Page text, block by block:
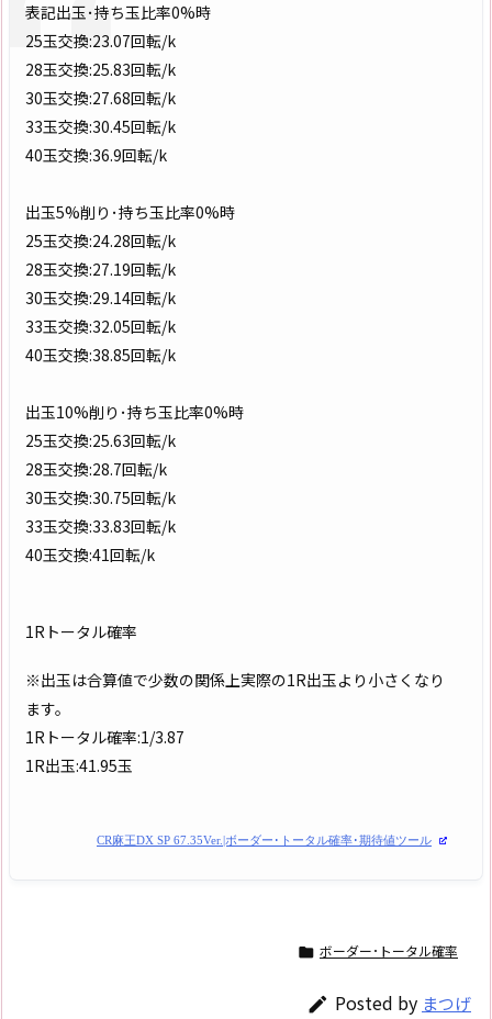
表記出玉･持ち玉比率0%時
25玉交換:23.07回転/k
28玉交換:25.83回転/k
30玉交換:27.68回転/k
33玉交換:30.45回転/k
40玉交換:36.9回転/k
出玉5%削り･持ち玉比率0%時
25玉交換:24.28回転/k
28玉交換:27.19回転/k
30玉交換:29.14回転/k
33玉交換:32.05回転/k
40玉交換:38.85回転/k
出玉10%削り･持ち玉比率0%時
25玉交換:25.63回転/k
28玉交換:28.7回転/k
30玉交換:30.75回転/k
33玉交換:33.83回転/k
40玉交換:41回転/k
1Rトータル確率
※出玉は合算値で少数の関係上実際の1R出玉より小さくなり
ます。
1Rトータル確率:1/3.87
1R出玉:41.95玉
CR麻王DX SP 67.35Ver.|ボーダー･トータル確率･期待値ツール
 ボーダー･トータル確率
 Posted by まつげ